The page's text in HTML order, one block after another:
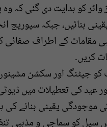
واٹر کو ہدایت دی گئی کہ
بنائیں، جبکہ سیوریج
مقامات کے اطراف صفائی
کریں۔
کو جیٹنگ اور سکشن
عید کی تعطیلات میں
موجودگی یقینی بنانے کی
سیل کو سماجی و مذہبی